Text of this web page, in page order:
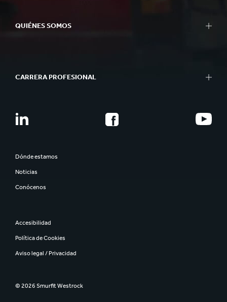
QUIÉNES SOMOS
CARRERA PROFESIONAL
Dónde estamos
Noticias
Conócenos
Accesibilidad
Política de Cookies
Aviso legal / Privacidad
© 2026 Smurfit Westrock